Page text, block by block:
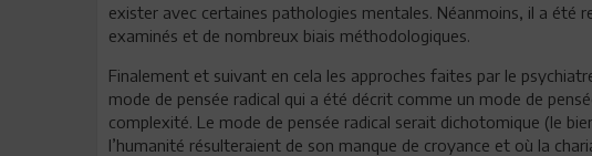
exister avec certaines pathologies mentales. Néanmoins, il a été
examinés et de nombreux biais méthodologiques.
Finalement et suivant en cela les approches faites par le
mode de pensée radical qui a été décrit comme un mode de
complexité. Le mode de pensée radical serait dichotomique (le
l’humanité résulteraient de son manque de croyance et où la